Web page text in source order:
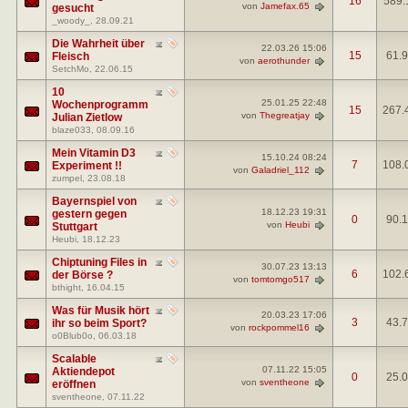
gesucht
_woody_ , 28.09.21
von Jamefax.65
Die Wahrheit über
Fleisch
SetchMo , 22.06.15
22.03.26 15:06
von aerothunder 15
10
Wochenprogramm
Julian Zietlow
blaze033 , 08.09.16
25.01.25 22:48
von Thegreatjay 15
Mein Vitamin D3
Experiment !!
zumpel , 23.08.18
15.10.24 08:24
von Galadriel_112 7
Bayernspiel von
gestern gegen
Stuttgart
Heubi , 18.12.23
18.12.23 19:31
von Heubi 0
Chiptuning Files in
der Börse ?
bthight , 16.04.15
30.07.23 13:13
von tomtomgo517 6
Was für Musik hört
ihr so beim Sport?
o0Blub0o , 06.03.18
20.03.23 17:06
von rockpommel16 3
Scalable
Aktiendepot
eröffnen
sventheone , 07.11.22
07.11.22 15:05
von sventheone 0